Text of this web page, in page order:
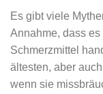
Es gibt viele
Annahme, dass
Schmerzmittel
ältesten, aber
wenn sie